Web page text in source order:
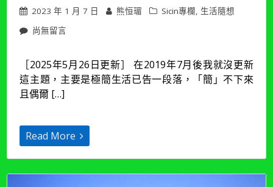
2023 年 1 月 7 日 熊恒瑂 Sicin專欄, 生活隨想
在
沙
發
生
入
極
活
尚無留言
［2025年5月26日更新］ 在2019年7月後我就沒更新
這主題，主要是極簡生活已告一段落，「簡」不下來
且偶爾 […]
Read More